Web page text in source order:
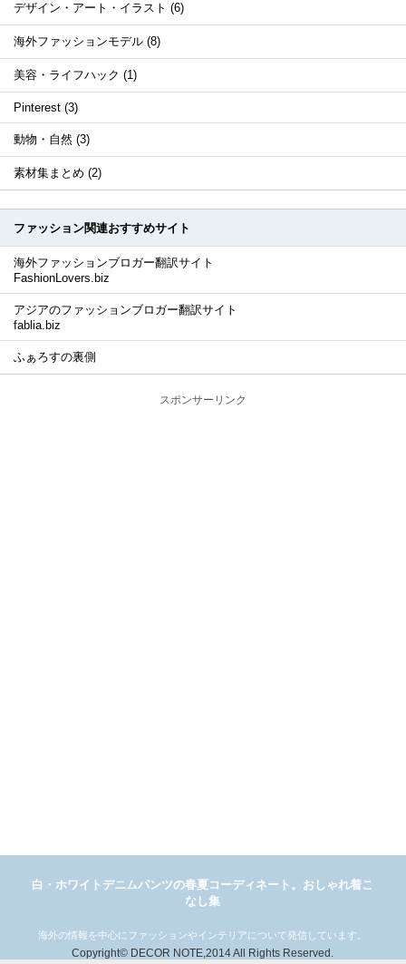
デザイン・アート・イラスト (6)
海外ファッションモデル (8)
美容・ライフハック (1)
Pinterest (3)
動物・自然 (3)
素材集まとめ (2)
ファッション関連おすすめサイト
海外ファッションブロガー翻訳サイト
FashionLovers.biz
アジアのファッションブロガー翻訳サイト
fablia.biz
ふぁろすの裏側
スポンサーリンク
白・ホワイトデニムパンツの春夏コーディネート。おしゃれ着こ
なし集
海外の情報を中心にファッションやインテリアについて発信しています。
Copyright© DECOR NOTE,2014 All Rights Reserved.